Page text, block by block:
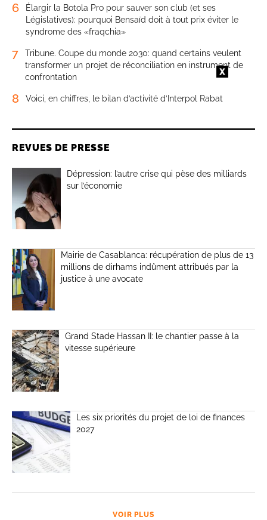
6
Élargir la Botola Pro pour sauver son club (et ses
Législatives): pourquoi Bensaïd doit à tout prix éviter le
syndrome des «fraqchia»
7
Tribune. Coupe du monde 2030: quand certains veulent
transformer un projet de réconciliation en instrument de
confrontation
8 Voici, en chiffres, le bilan d’activité d’Interpol Rabat
REVUES DE PRESSE
Dépression: l’autre crise qui pèse des milliards
sur l’économie
Mairie de Casablanca: récupération de plus de 13
millions de dirhams indûment attribués par la
justice à une avocate
Grand Stade Hassan II: le chantier passe à la
vitesse supérieure
Les six priorités du projet de loi de finances
2027
VOIR PLUS